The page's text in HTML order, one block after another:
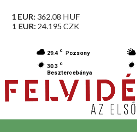
1 EUR: 362.08 HUF
1 EUR: 24.195 CZK
29.4 C Pozsony
30.3 C
Besztercebánya